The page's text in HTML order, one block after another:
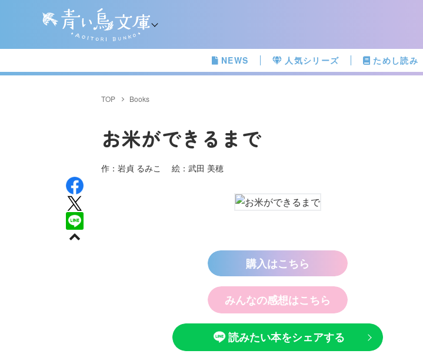
NEWS 人気シリーズ ためし読み
TOP Books
お米ができるまで
作：岩貞 るみこ 絵：武田 美穂
購入はこちら
みんなの感想はこちら
読みたい本をシェアする
探偵チームＫＺ事件
ノート つぶやく死
怪盗クイーンはサー
カスがお好き ゲー
ムブック
探偵チームＫＺ事件
ノート １～１０巻
合本版